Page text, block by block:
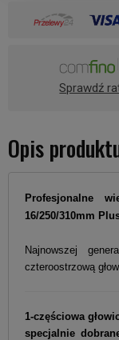
Sprawdź
Opis
Profesjonalne
16/250/310mm
Najnowszej
czteroostrzową
1-częściowa
specjalnie